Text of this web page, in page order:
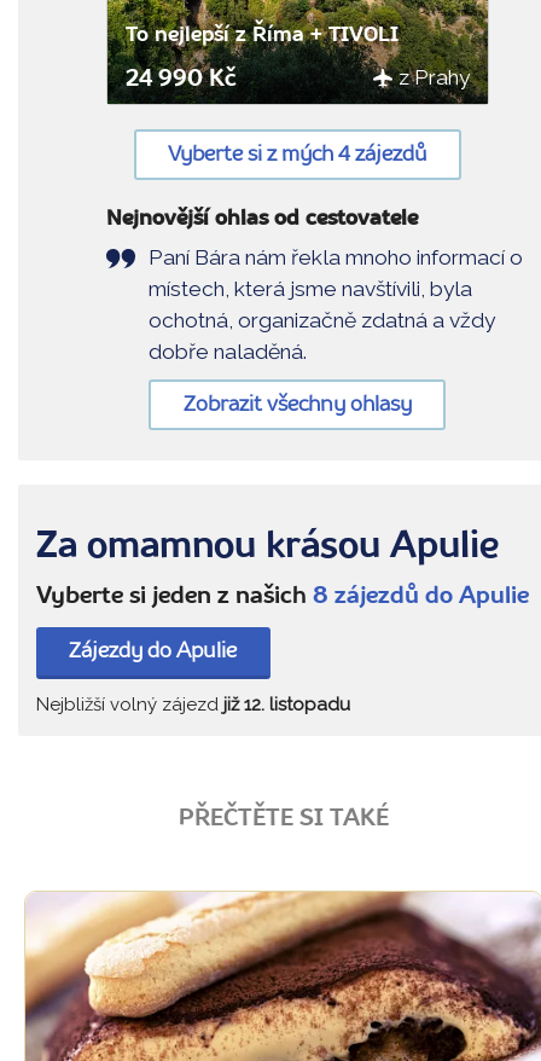
To nejlepší z Říma + TIVOLI
24 990 Kč z Prahy
Vyberte si z mých 4 zájezdů
Nejnovější ohlas od cestovatele
Paní Bára nám řekla mnoho informací o
místech, která jsme navštívili, byla
ochotná, organizačně zdatná a vždy
dobře naladěná.
Zobrazit všechny ohlasy
Za omamnou krásou Apulie
Vyberte si jeden z našich 8 zájezdů do Apulie
Zájezdy do Apulie
Nejbližší volný zájezd již 12. listopadu
PŘEČTĚTE SI TAKÉ